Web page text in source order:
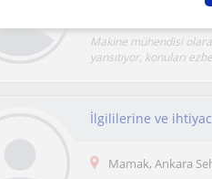
Makine mühendisi
yansıtıyor, konuları
İlgililerine ve
Mamak, Ankara